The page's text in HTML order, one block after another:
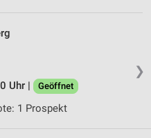
❯
Uhr |
Geöffnet
1 Prospekt
Angebote
Auswahl von